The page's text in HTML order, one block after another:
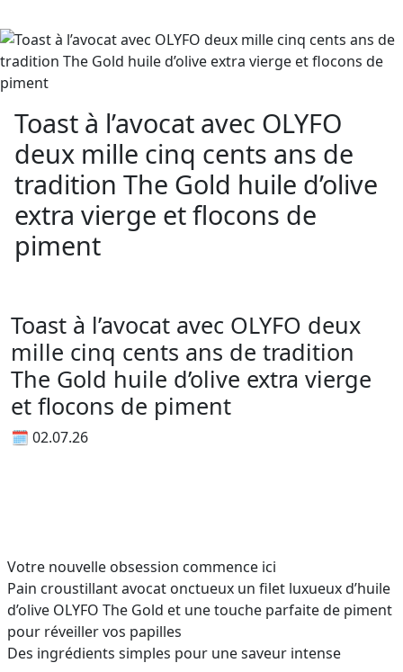
Toast à l’avocat avec OLYFO
deux mille cinq cents ans de
tradition The Gold huile d’olive
extra vierge et flocons de
piment
Toast à l’avocat avec OLYFO deux
mille cinq cents ans de tradition
The Gold huile d’olive extra vierge
et flocons de piment
🗓 02.07.26
Votre nouvelle obsession commence ici
Pain croustillant avocat onctueux un filet luxueux d’huile
d’olive OLYFO The Gold et une touche parfaite de piment
pour réveiller vos papilles
Des ingrédients simples pour une saveur intense